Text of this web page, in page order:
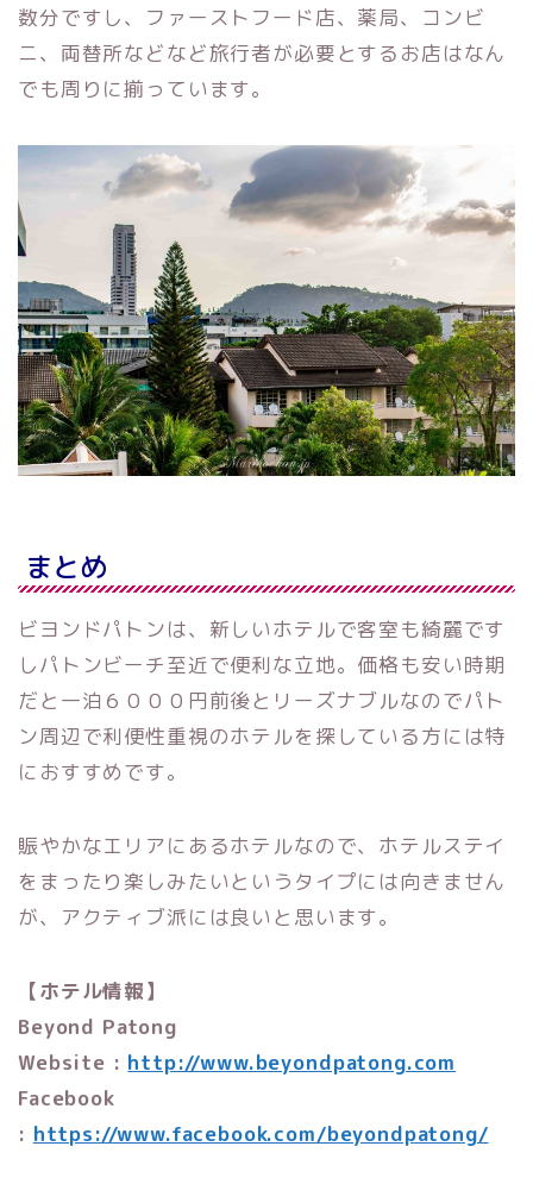
数分ですし、ファーストフード店、薬局、コンビ
ニ、両替所などなど旅行者が必要とするお店はなん
でも周りに揃っています。
まとめ
ビヨンドパトンは、新しいホテルで客室も綺麗です
しパトンビーチ至近で便利な立地。価格も安い時期
だと一泊６０００円前後とリーズナブルなのでパト
ン周辺で利便性重視のホテルを探している方には特
におすすめです。
賑やかなエリアにあるホテルなので、ホテルステイ
をまったり楽しみたいというタイプには向きません
が、アクティブ派には良いと思います。
【ホテル情報】
Beyond Patong
Website : http://www.beyondpatong.com
Facebook
: https://www.facebook.com/beyondpatong/